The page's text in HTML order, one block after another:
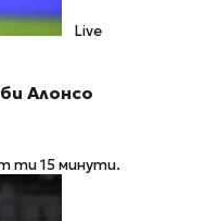
Live
Алонсо
ти 15 минути.